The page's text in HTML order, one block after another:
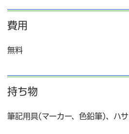
費用
無料
持ち物
筆記用具(マーカー、色鉛筆)、ハ